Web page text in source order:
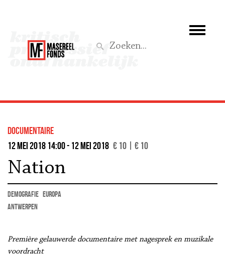
Wat we doen
Steun ons
documentaire
12 mei 2018 14:00 - 12 mei 2018 € 10 | € 10
Nation
demografie Europa
Antwerpen
Première gelauwerde documentaire met nagesprek en muzikale
voordracht